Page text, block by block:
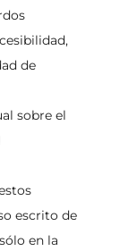
de
sobre el
escrito de
en la